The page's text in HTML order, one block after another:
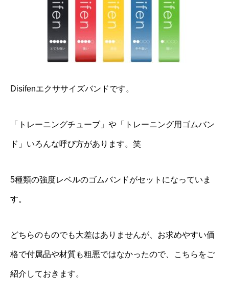
Disifenエクササイズバンドです。
「トレーニングチューブ」や「トレーニング用ゴムバン
ド」いろんな呼び方があります。笑
5種類の強度レベルのゴムバンドがセットになっていま
す。
どちらのものでも大差はありませんが、お求めやすい価
格で付属品や材質も粗悪ではなかったので、こちらをご
紹介しておきます。